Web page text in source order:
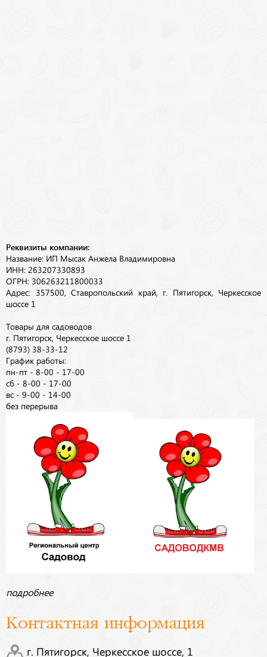
Реквизиты компании:
Название: ИП Мысак Анжела Владимировна
ИНН: 263207330893
ОГРН: 306263211800033
Адрес: 357500, Ставропольский край, г. Пятигорск, Черкесское
шоссе 1
Товары для садоводов
г. Пятигорск, Черкесское шоссе 1
(8793) 38-33-12
График работы:
пн-пт - 8-00 - 17-00
сб - 8-00 - 17-00
вс - 9-00 - 14-00
без перерыва
подробнее
Контактная информация
г. Пятигорск, Черкесское шоссе, 1